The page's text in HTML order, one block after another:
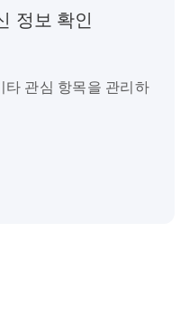
정보 확인
타 관심 항목을 관리하